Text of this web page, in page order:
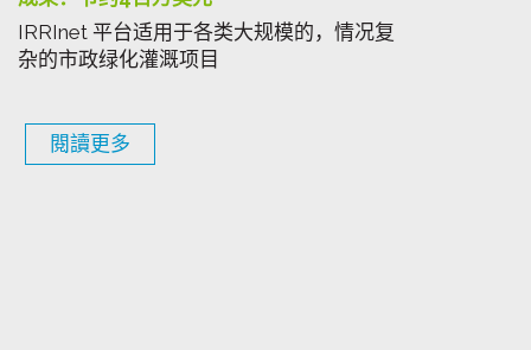
IRRInet 平台适用于各类大规模的，情况复
杂的市政绿化灌溉项目
閱讀更多